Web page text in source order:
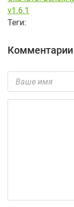
v1.6.1
Теги:
Комментарии